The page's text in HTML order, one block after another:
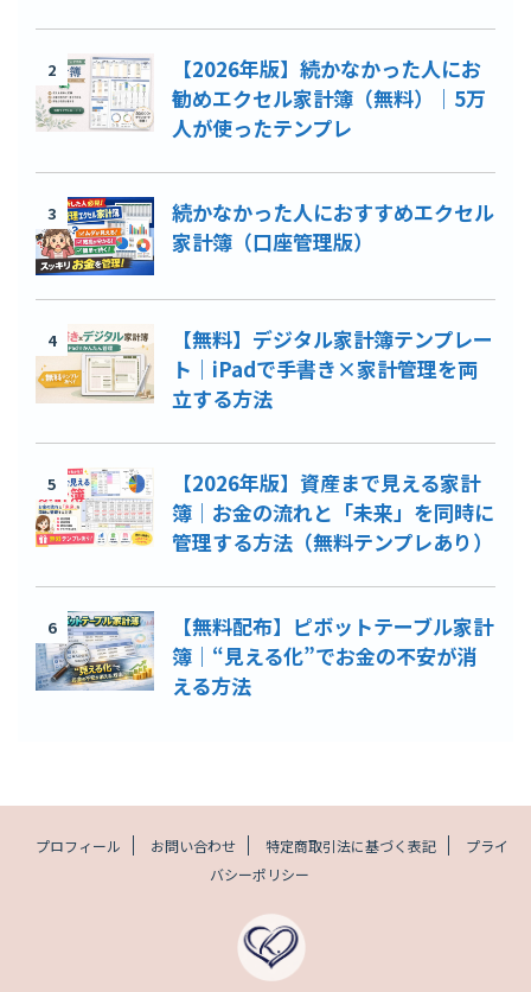
2
【2026年版】続かなかった人にお
勧めエクセル家計簿（無料）｜5万
人が使ったテンプレ
3
続かなかった人におすすめエクセル
家計簿（口座管理版）
4
【無料】デジタル家計簿テンプレー
ト｜iPadで手書き×家計管理を両
立する方法
5
【2026年版】資産まで見える家計
簿｜お金の流れと「未来」を同時に
管理する方法（無料テンプレあり）
6
【無料配布】ピボットテーブル家計
簿｜“見える化”でお金の不安が消
える方法
プロフィール お問い合わせ 特定商取引法に基づく表記
プライ
バシーポリシー